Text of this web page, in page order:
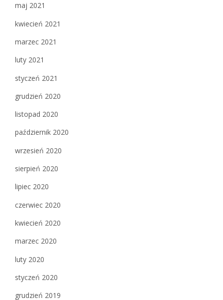
maj 2021
kwiecień 2021
marzec 2021
luty 2021
styczeń 2021
grudzień 2020
listopad 2020
październik 2020
wrzesień 2020
sierpień 2020
lipiec 2020
czerwiec 2020
kwiecień 2020
marzec 2020
luty 2020
styczeń 2020
grudzień 2019